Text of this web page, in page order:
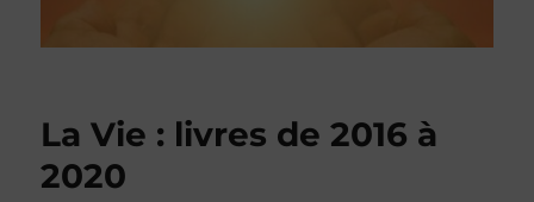
La Vie : livres de 2016 à
2020